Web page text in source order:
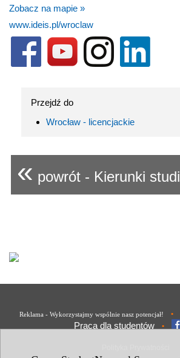
Zobacz na mapie »
www.ideis.pl/wroclaw
Przejdź do
Wrocław - licencjackie
« powrót - Kierunki
Reklama - Wykorzystajmy wspólnie nasz potencjał! •
Praca dla studentów •